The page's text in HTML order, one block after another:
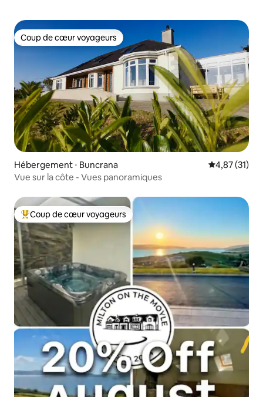
Coup de cœur voyageurs
Coup de cœur voyageurs
Hébergement ⋅ Buncrana Évaluation
4,87 (31)
Vue sur la côte - Vues panoramiques
Coups de cœur voyageurs les plus appréciés
Coup de cœur voyageurs